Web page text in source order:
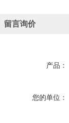
留言询价
产品：
您的单位：